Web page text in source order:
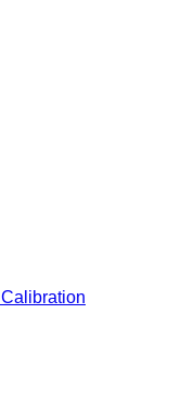
Calibration